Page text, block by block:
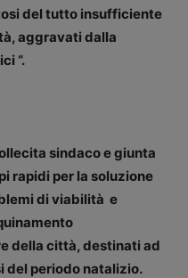
del tutto insufficiente
aggravati dalla
“.
sindaco e giunta
rapidi per la soluzione
di viabilità e
della città, destinati ad
del periodo natalizio.